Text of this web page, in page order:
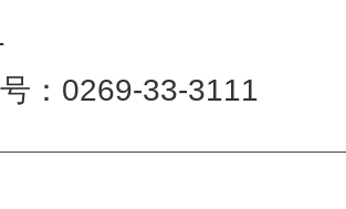
：0269-33-3111